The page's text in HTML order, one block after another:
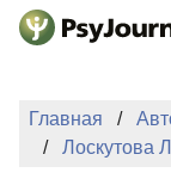
Перейти к
Главная
Лоскутова